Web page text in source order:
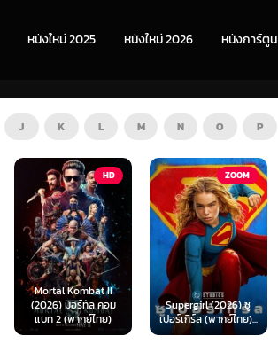
หนังใหม่ 2025 หนังใหม่ 2026 หนังการ์ตูน
J K L M N O P
ZOOM
Supergirl (2026) ซู
เปอร์เกิร์ล (พากย์ไทย)...
HD
The Thursday
Murder Club (2025)
ชมรมไขคดีฆาตกรรมวัน
พฤหัส...